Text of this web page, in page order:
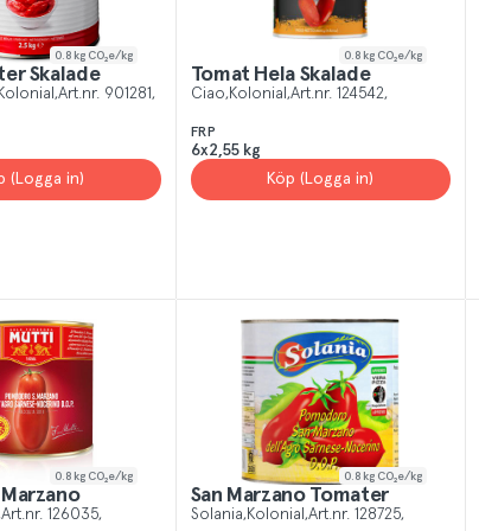
0.8 kg CO₂e/kg
Skalade
Art.nr. 901281
(Logga in)
0.8 kg CO₂e/kg
Tomat Hela Skalade
Ciao Kolonial Art.nr. 124542
FRP
6x2,55 kg
Köp (Logga in)
0.8 kg CO₂e/kg
Art.nr. 126035
0.8 kg CO₂e/kg
San Marzano Tomater
Solania Kolonial Art.nr. 128725